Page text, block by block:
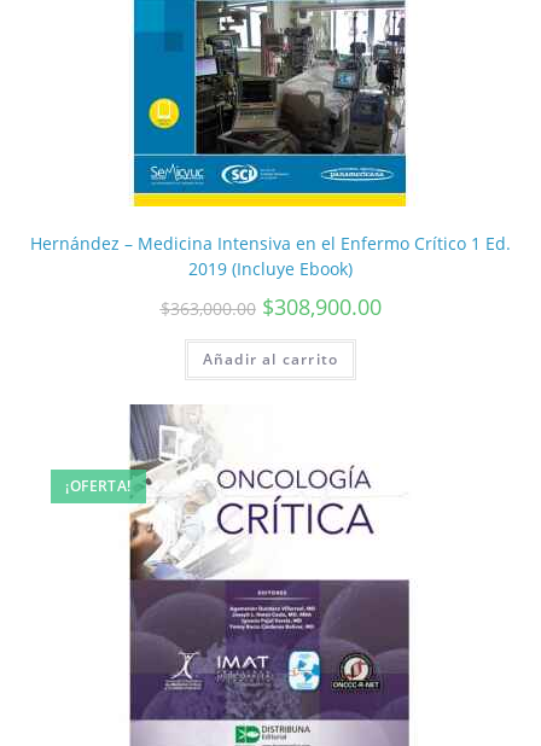
Hernández – Medicina Intensiva en el Enfermo Crítico 1 Ed.
2019 (Incluye Ebook)
$363,000.00 $308,900.00
Añadir al carrito
¡OFERTA!